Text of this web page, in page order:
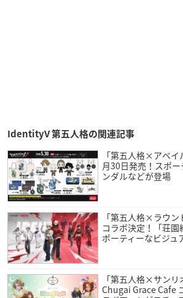
IdentityV 第五人格の関連記事
「第五人格×アベ
月30日発売！スポ
ンダルなどが登場
「第五人格×ラウ
コラボ決定！「荘
ポーティーなビジュ
「第五人格×サン
Chugai Grace Cafe